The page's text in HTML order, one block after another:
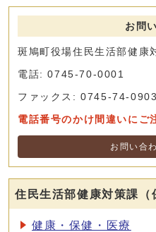
お問
斑鳩町役場住民生活部健康
電話: 0745-70-0001
ファックス: 0745-74-0903
電話番号のかけ間違いにご
お問い合
住民生活部健康対策課（
健康・保健・医療